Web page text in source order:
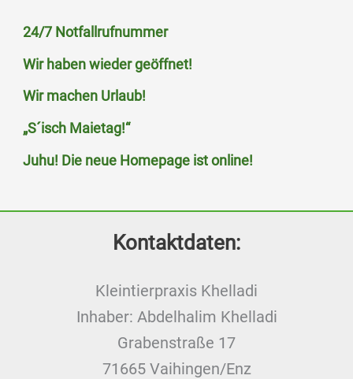
24/7 Notfallrufnummer
Wir haben wieder geöffnet!
Wir machen Urlaub!
„S´isch Maietag!“
Juhu! Die neue Homepage ist online!
Kontaktdaten:
Kleintierpraxis Khelladi
Inhaber: Abdelhalim Khelladi
Grabenstraße 17
71665 Vaihingen/Enz